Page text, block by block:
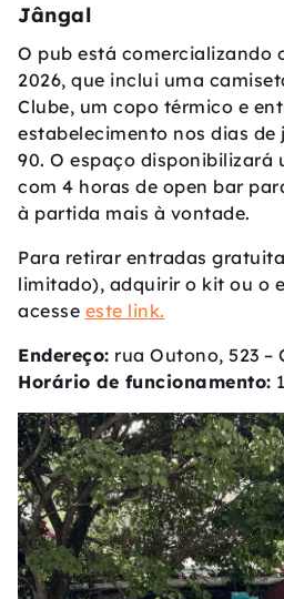
Jângal
O pub está comercializando
2026, que inclui uma
Clube, um copo térmico e
estabelecimento nos dias de
90. O espaço disponibilizará
com 4 horas de open bar
à partida mais à vontade.
Para retirar entradas
limitado), adquirir o kit ou o
acesse este link.
Endereço: rua Outono, 523 –
Horário de funcionamento: